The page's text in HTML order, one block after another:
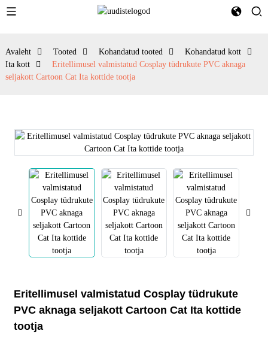
Avaleht Tooted Kohandatud tooted
Kohandatud kott
Ita kott
Eritellimusel valmistatud Cosplay tüdrukute PVC aknaga
seljakott Cartoon Cat Ita kottide tootja
Eritellimusel valmistatud Cosplay tüdrukute
PVC aknaga seljakott Cartoon Cat Ita kottide
tootja